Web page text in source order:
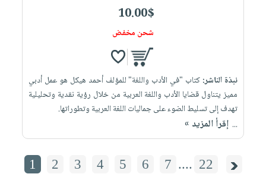
10.00$
شحن مخفض
نبذة الناشر:كتاب "في الأدب واللغة" للمؤلف أحمد هيكل هو عمل أدبي
مميز يتناول قضايا الأدب واللغة العربية من خلال رؤية نقدية وتحليلية
تهدف إلى تسليط الضوء على جماليات اللغة العربية وتطوراتها.
... إقرأ المزيد »
1 2 3 4 5 6 7 .... 22